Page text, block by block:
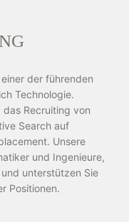
der führenden
Technologie.
Recruiting von
Search auf
Unsere
und Ingenieure,
unterstützen Sie
Positionen.